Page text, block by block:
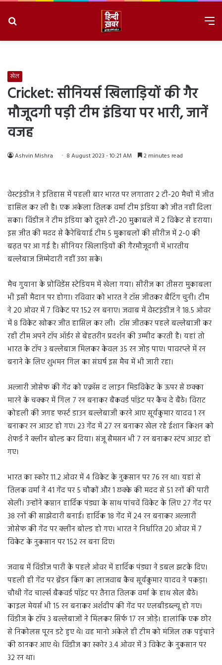
खेल
Cricket: सीनियर्स खिलाड़ियों की गैर
मौजूदगी पड़ी टीम इंडिया पर भारी, जानें
वजह
Ashvin Mishra 8 August 2023 - 10:21 AM 2 minutes read
वेस्टइंडीज ने इतिहास में पहली बार भारत पर लगातार 2 टी-20 मैचों में जीत
हासिल कर ली है। एक अकेला तिलक वर्मा टीम इंडिया को जीत नहीं दिला
सका। विंडीज ने टीम इंडिया को दूसरे टी-20 मुकाबले में 2 विकेट से हराया।
इस जीत की मदद से कैरेबियाई टीम 5 मुकाबलों की सीरीज में 2-0 की
बढ़त पर आ गई है। सीनियर खिलाड़ियों की गैरमौजूदगी में भारतीय
बल्लेबाज जिम्मेदारी नहीं उठा सके।
मैच गुयाना के प्रोविडेंस स्टेडियम में खेला गया। सीरीज का तीसरा मुकाबला
भी इसी मैदान पर होगा। रविवार को भारत ने टॉस जीतकर बैटिंग चुनी। टीम
ने 20 ओवर में 7 विकेट पर 152 रन बनाए। जवाब में वेस्टइंडीज ने 18.5 ओवर
में 8 विकेट खोकर जीत हासिल कर ली। टॉस जीतकर पहले बल्लेबाजी कर
रही टीम अपने टॉप ऑर्डर से बेहतरीन प्रदर्शन की उम्मीद करती है। यहां तो
भारत के टॉप 3 बल्लेबाज मिलकर केवल 35 रन जोड़ पाए। पावरप्ले में रन
बनाने के लिए शुभमन गिल का संघर्ष इस मैच में भी जारी रहा।
अल्जारी जोसेफ की गेंद को एक्रॉस द लाइन मिडविकेट के ऊपर से छक्का
मारने के चक्कर में गिल 7 रन बनाकर बैकवर्ड पॉइंट पर कैच दे बैठे। विराट
कोहली की जगह फर्स्ट डाउन बल्लेबाजी करने आए सूर्यकुमार यादव 1 रन
बनाकर रन आउट हो गए। 23 गेंद में 27 रन बनाकर खेल रहे ईशान किशन को
शेफर्ड ने क्लीन बोल्ड कर दिया। संजू सैमसन भी 7 रन बनाकर स्टंप आउट हो
गए।
भारत का स्कोर 11.2 ओवर में 4 विकेट के नुकसान पर 76 रन था। यहां से
तिलक वर्मा ने 41 गेंद पर 5 चौकों और 1 छक्के की मदद से 51 रनों की पारी
खेली। उन्होंने कप्तान हार्दिक पंड्या के साथ पांचवें विकेट के लिए 27 गेंद पर
38 रनों की साझेदारी बनाई। हार्दिक 18 गेंद में 24 रन बनाकर अल्जारी
जोसेफ की गेंद पर क्लीन बोल्ड हो गए। भारत ने निर्धारित 20 ओवर में 7
विकेट के नुकसान पर 152 रन बना दिए।
जवाब में विंडीज पारी के पहले ओवर में हार्दिक पंड्या ने डबल झटके दिए।
पहली ही गेंद पर ब्रेंडन किंग का लाजवाब कैच सूर्यकुमार यादव ने पकड़ा।
चौथी गेंद चार्ल्स बैकवर्ड पॉइंट पर तैनात तिलक वर्मा के हाथ खेल बैठे।
काइल मेयर्स भी 15 रन बनाकर अर्शदीप की गेंद पर एलबीडब्ल्यू हो गए।
विंडीज के टॉप 3 बल्लेबाजों ने मिलकर सिर्फ 17 रन जोड़े। हालांकि एक छोर
से निकोलस पूरन डटे हुए थे। वह मानो अकेले ही टीम को मंजिल तक पहुंचाने
की ठानकर आए थे। विंडीज का स्कोर 3.4 ओवर में 3 विकेट के नुकसान पर
32 रन था।